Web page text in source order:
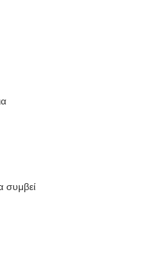
συμβεί